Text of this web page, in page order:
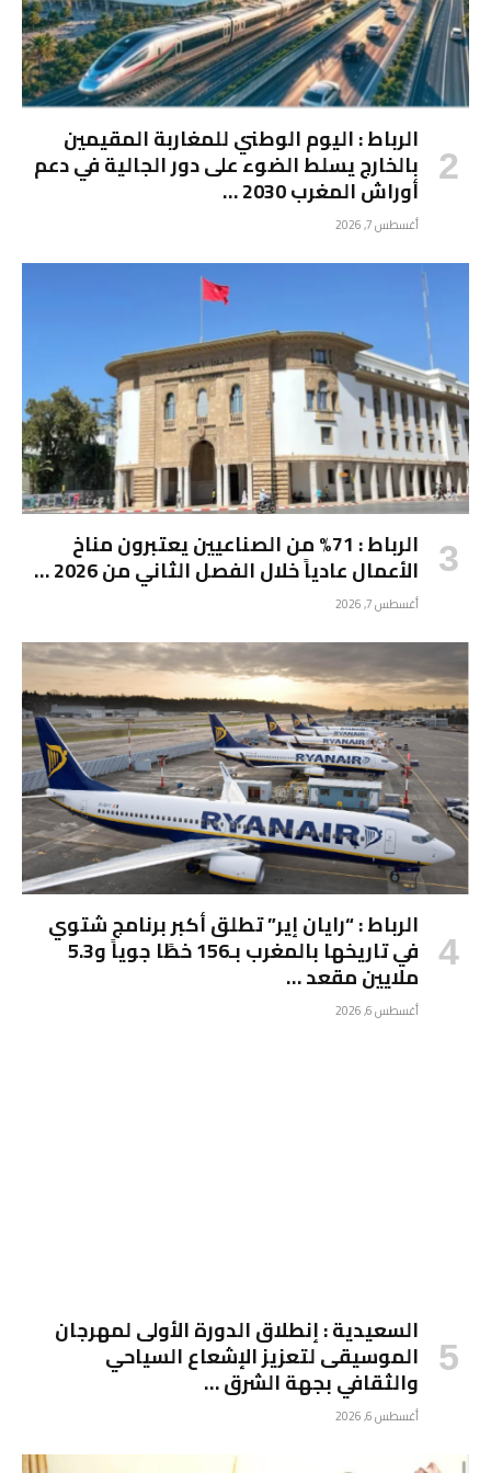
الرباط : اليوم الوطني للمغاربة المقيمين
بالخارج يسلط الضوء على دور الجالية في دعم
أوراش المغرب 2030 …
أغسطس 7, 2026
الرباط : 71% من الصناعيين يعتبرون مناخ
الأعمال عادياً خلال الفصل الثاني من 2026 …
أغسطس 7, 2026
الرباط : “رايان إير” تطلق أكبر برنامج شتوي
في تاريخها بالمغرب بـ156 خطًا جوياً و5.3
ملايين مقعد …
أغسطس 6, 2026
السعيدية : إنطلاق الدورة الأولى لمهرجان
الموسيقى لتعزيز الإشعاع السياحي
والثقافي بجهة الشرق …
أغسطس 6, 2026